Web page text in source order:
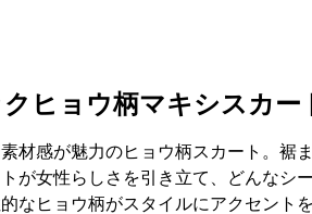
ヒョウ柄マキシスカー
材感が魅力のヒョウ柄スカート。裾
が女性らしさを引き立て、どんなシ
なヒョウ柄がスタイルにアクセント